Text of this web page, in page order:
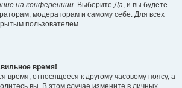
на конференции. ВыберитеДа, и вы будете
модераторам и самому себе. Для всех
пользователем.
время!
время, относящееся к другому часовому поясу, а
вы. В этом случае измените в личных